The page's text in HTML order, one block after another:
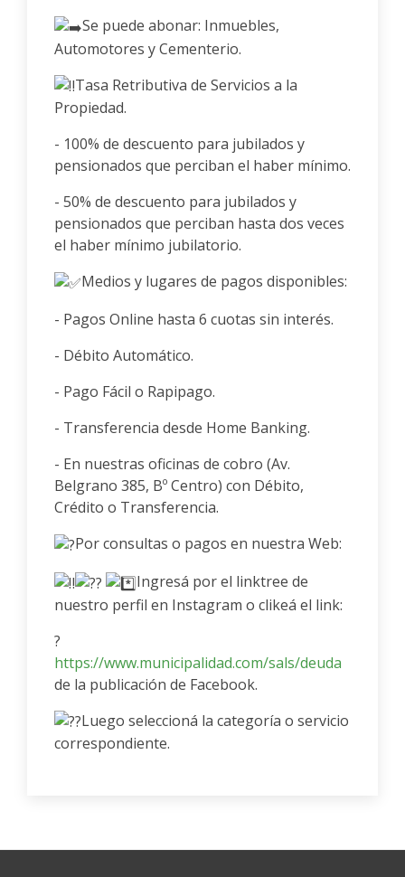
Se puede abonar: Inmuebles,
Automotores y Cementerio.
Tasa Retributiva de Servicios a la
Propiedad.
- 100% de descuento para jubilados y
pensionados que perciban el haber mínimo.
- 50% de descuento para jubilados y
pensionados que perciban hasta dos veces
el haber mínimo jubilatorio.
Medios y lugares de pagos disponibles:
- Pagos Online hasta 6 cuotas sin interés.
- Débito Automático.
- Pago Fácil o Rapipago.
- Transferencia desde Home Banking.
- En nuestras oficinas de cobro (Av.
Belgrano 385, Bº Centro) con Débito,
Crédito o Transferencia.
Por consultas o pagos en nuestra Web:
Ingresá por el linktree de
nuestro perfil en Instagram o clikeá el link:
?
https://www.municipalidad.com/sals/deuda
de la publicación de Facebook.
Luego seleccioná la categoría o servicio
correspondiente.